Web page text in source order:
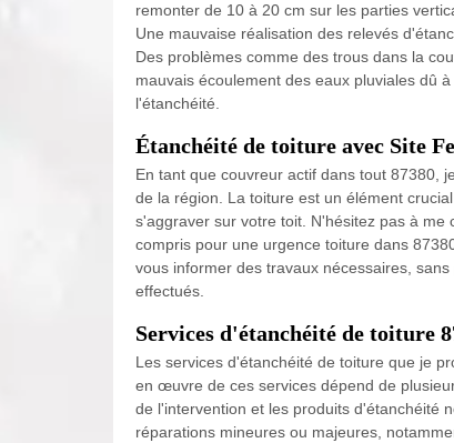
remonter de 10 à 20 cm sur les parties
Une mauvaise réalisation des relevés
Des problèmes comme des trous dans la
mauvais écoulement des eaux pluviales dû
l'étanchéité.
Étanchéité de toiture avec Site
En tant que couvreur actif dans tout 87380,
de la région. La toiture est un élément
s'aggraver sur votre toit. N'hésitez pas à
compris pour une urgence toiture dans
vous informer des travaux nécessaires,
effectués.
Services d'étanchéité de toiture
Les services d'étanchéité de toiture que je
en œuvre de ces services dépend de
de l'intervention et les produits d'étanchéité
réparations mineures ou majeures,